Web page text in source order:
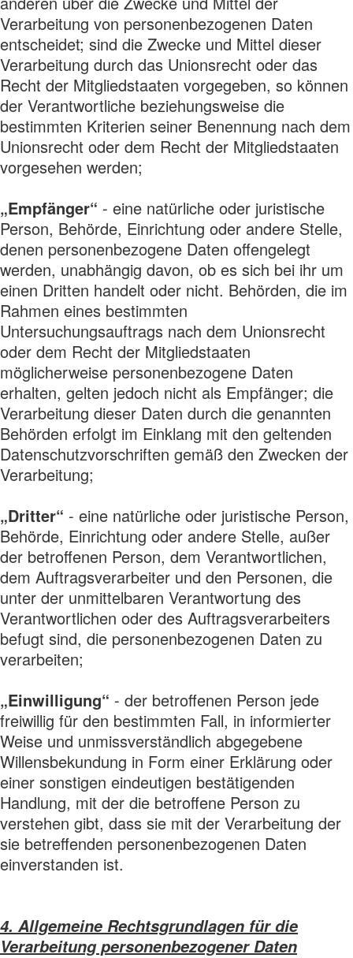
Verarbeitung von personenbezogenen Daten
entscheidet; sind die Zwecke und Mittel dieser
Verarbeitung durch das Unionsrecht oder das
Recht der Mitgliedstaaten vorgegeben, so können
der Verantwortliche beziehungsweise die
bestimmten Kriterien seiner Benennung nach dem
Unionsrecht oder dem Recht der Mitgliedstaaten
vorgesehen werden;
„Empfänger“ - eine natürliche oder juristische
Person, Behörde, Einrichtung oder andere Stelle,
denen personenbezogene Daten offengelegt
werden, unabhängig davon, ob es sich bei ihr um
einen Dritten handelt oder nicht. Behörden, die im
Rahmen eines bestimmten
Untersuchungsauftrags nach dem Unionsrecht
oder dem Recht der Mitgliedstaaten
möglicherweise personenbezogene Daten
erhalten, gelten jedoch nicht als Empfänger; die
Verarbeitung dieser Daten durch die genannten
Behörden erfolgt im Einklang mit den geltenden
Datenschutzvorschriften gemäß den Zwecken der
Verarbeitung;
„Dritter“ - eine natürliche oder juristische Person,
Behörde, Einrichtung oder andere Stelle, außer
der betroffenen Person, dem Verantwortlichen,
dem Auftragsverarbeiter und den Personen, die
unter der unmittelbaren Verantwortung des
Verantwortlichen oder des Auftragsverarbeiters
befugt sind, die personenbezogenen Daten zu
verarbeiten;
„Einwilligung“ - der betroffenen Person jede
freiwillig für den bestimmten Fall, in informierter
Weise und unmissverständlich abgegebene
Willensbekundung in Form einer Erklärung oder
einer sonstigen eindeutigen bestätigenden
Handlung, mit der die betroffene Person zu
verstehen gibt, dass sie mit der Verarbeitung der
sie betreffenden personenbezogenen Daten
einverstanden ist.
4. Allgemeine Rechtsgrundlagen für die
Verarbeitung personenbezogener Daten